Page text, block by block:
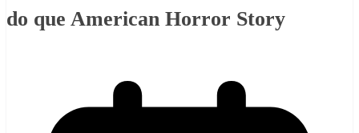
do que American Horror Story